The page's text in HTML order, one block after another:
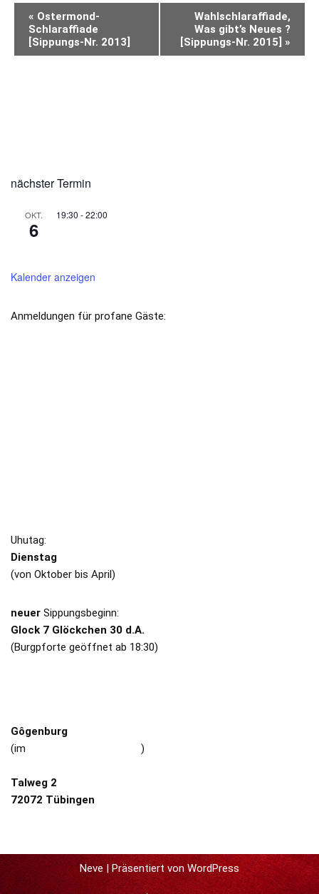
VERANSTALTUNG-
NAVIGATION
« Ostermond-
Schlaraffiade
[Sippungs-Nr. 2013]
Wahlschlaraffiade,
Was gibt’s Neues ?
[Sippungs-Nr. 2015] »
nächster Termin
OKT.
6
19:30 -22:00
Kalender anzeigen
Anmeldungen für profane Gäste:
Uhutag:
Dienstag
(von Oktober bis April)
neuer Sippungsbeginn:
Glock 7 Glöckchen 30 d.A.
(Burgpforte geöffnet ab 18:30)
Gôgenburg
(im
)
Talweg 2
72072 Tübingen
Neve| Präsentiert vonWordPress